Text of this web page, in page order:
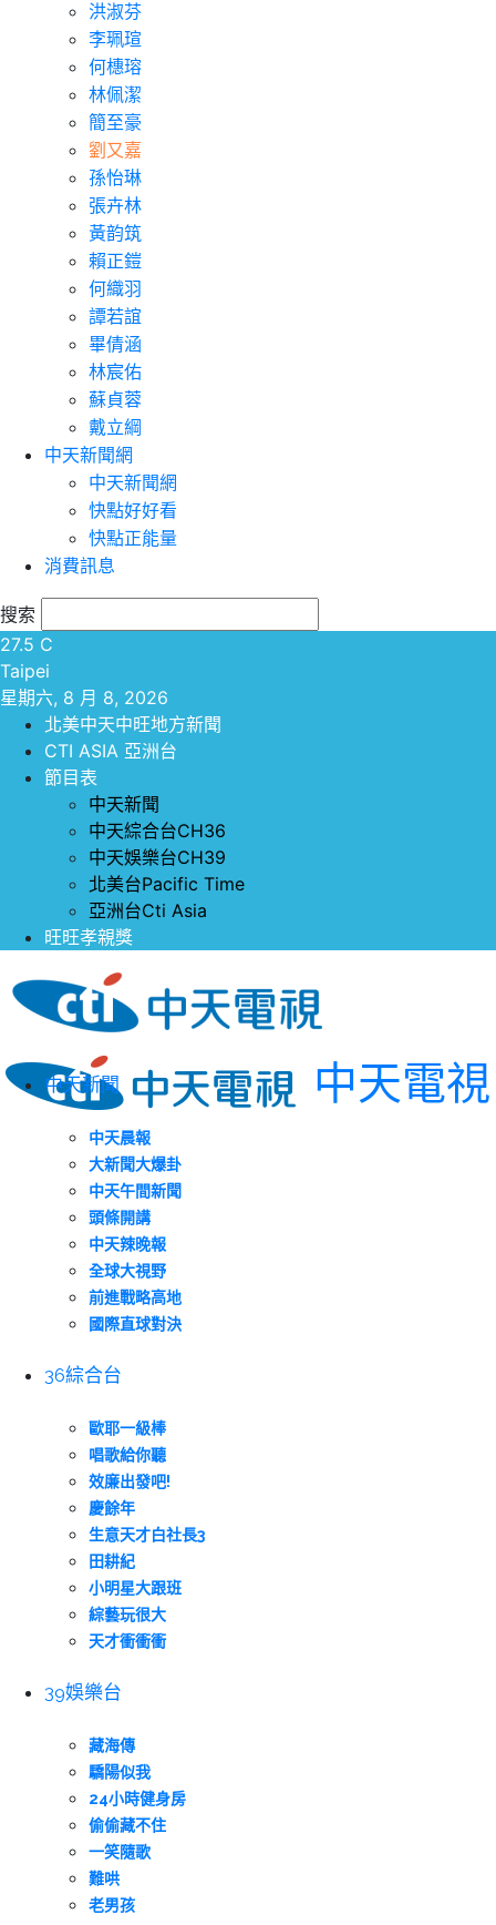
洪淑芬
李珮瑄
何橞瑢
林佩潔
簡至豪
劉又嘉
孫怡琳
張卉林
黃韵筑
賴正鎧
何織羽
譚若誼
畢倩涵
林宸佑
蘇貞蓉
戴立綱
中天新聞網
中天新聞網
快點好好看
快點正能量
消費訊息
搜索
27.5 C
Taipei
星期六, 8 月 8, 2026
北美中天中旺地方新聞
CTI ASIA 亞洲台
節目表
中天新聞
中天綜合台CH36
中天娛樂台CH39
北美台Pacific Time
亞洲台Cti Asia
旺旺孝親獎
中天電視
中天新聞
中天晨報
大新聞大爆卦
中天午間新聞
頭條開講
中天辣晚報
全球大視野
前進戰略高地
國際直球對決
36綜合台
歐耶一級棒
唱歌給你聽
效廉出發吧!
慶餘年
生意天才白社長3
田耕紀
小明星大跟班
綜藝玩很大
天才衝衝衝
39娛樂台
藏海傳
驕陽似我
24小時健身房
偷偷藏不住
一笑隨歌
難哄
老男孩